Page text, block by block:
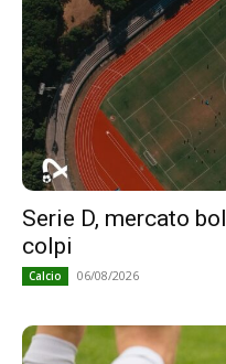
Serie D, mercato
colpi
Calcio 06/08/2026